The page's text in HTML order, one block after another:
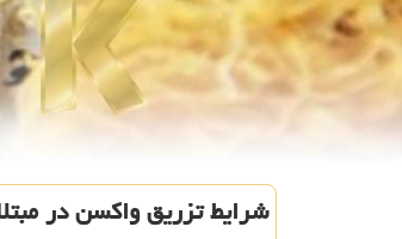
شرایط تزریق واكسن در